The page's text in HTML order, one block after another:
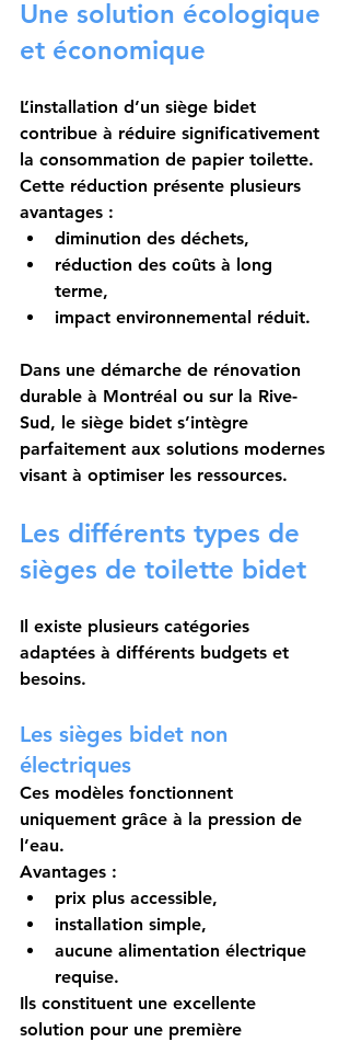
Une solution écologique
et économique
L’installation d’un siège bidet
contribue à réduire significativement
la consommation de papier toilette.
Cette réduction présente plusieurs
avantages :
diminution des déchets,
réduction des coûts à long
terme,
impact environnemental réduit.
Dans une démarche de rénovation
durable à Montréal ou sur la Rive-
Sud, le siège bidet s’intègre
parfaitement aux solutions modernes
visant à optimiser les ressources.
Les différents types de
sièges de toilette bidet
Il existe plusieurs catégories
adaptées à différents budgets et
besoins.
Les sièges bidet non
électriques
Ces modèles fonctionnent
uniquement grâce à la pression de
l’eau.
Avantages :
prix plus accessible,
installation simple,
aucune alimentation électrique
requise.
Ils constituent une excellente
solution pour une première